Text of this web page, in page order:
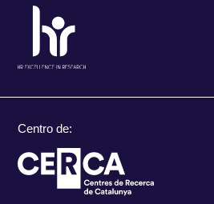
Centro de: